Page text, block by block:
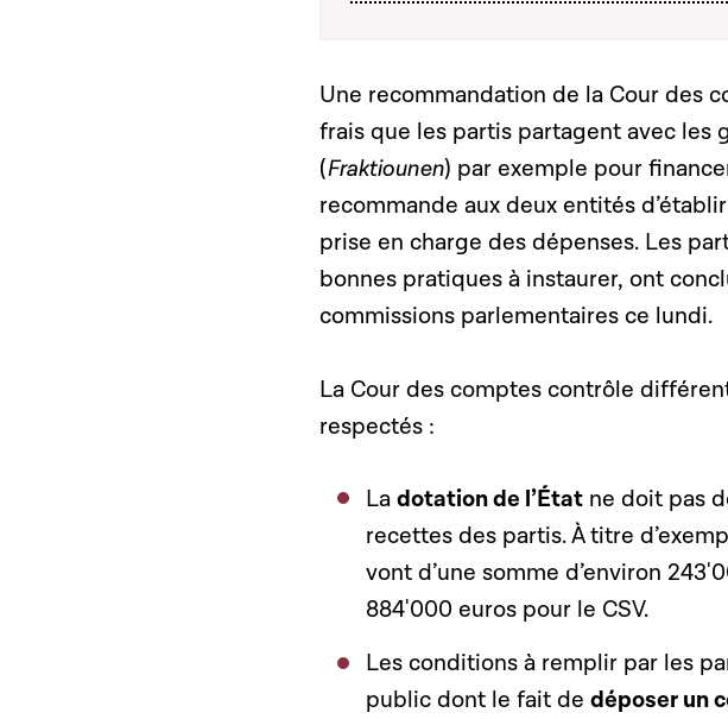
Une recommandation de la Cour des
frais que les partis partagent avec
(Fraktiounen) par exemple pour
recommande aux deux entités
prise en charge des dépenses. Les
bonnes pratiques à instaurer, ont
commissions parlementaires ce lundi.
La Cour des comptes contrôle
respectés :
Ladotation de l’État ne doit pas
recettes des partis. À titre
vont d’une somme d’environ
884'000 euros pour le CSV.
Les conditions à remplir par les
public dont le fait dedéposer un